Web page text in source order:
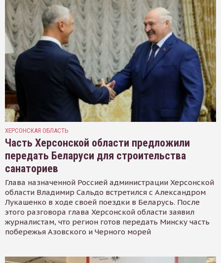
ХЕРСОНСКАЯ ОБЛАСТЬ
Часть Херсонской области предложили
передать Беларуси для строительства
санаториев
Глава назначенной Россией администрации Херсонской
области Владимир Сальдо встретился с Александром
Лукашенко в ходе своей поездки в Беларусь. После
этого разговора глава Херсонской области заявил
журналистам, что регион готов передать Минску часть
побережья Азовского и Черного морей